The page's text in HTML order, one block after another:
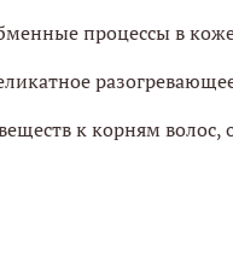
процессы в
к корням волос,